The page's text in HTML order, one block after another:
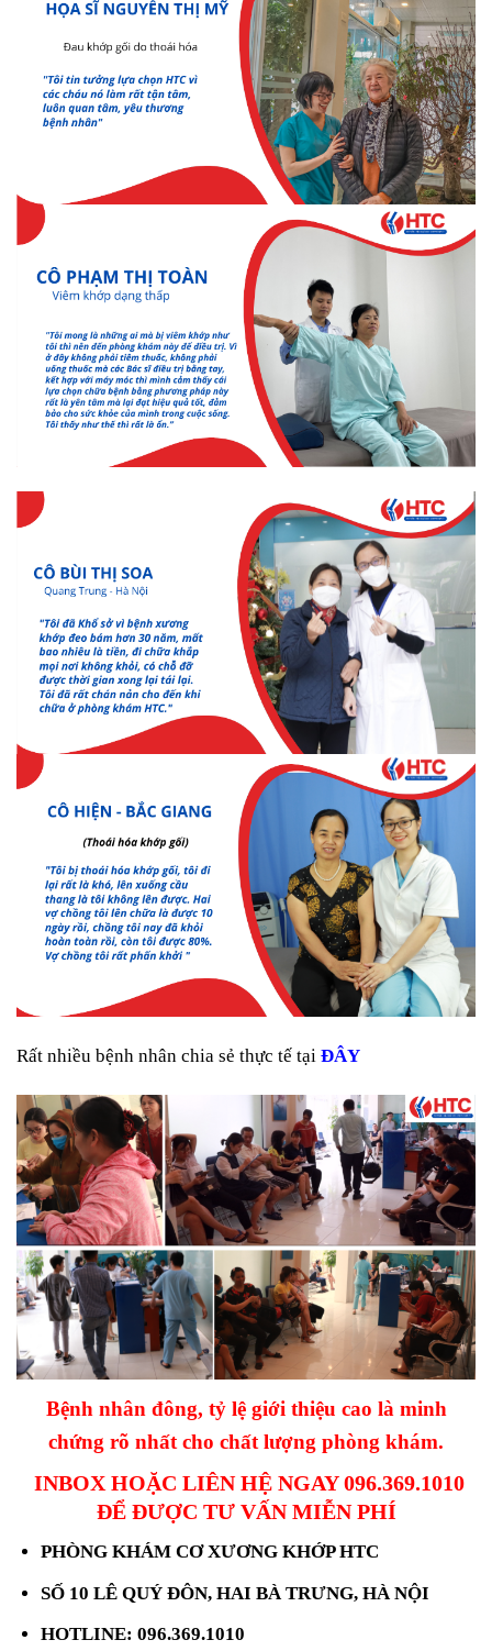
Rất nhiều bệnh nhân chia sẻ thực tế tại ĐÂY
Bệnh nhân đông, tỷ lệ giới thiệu cao là minh
chứng rõ nhất cho chất lượng phòng khám.
INBOX HOẶC LIÊN HỆ NGAY 096.369.1010
ĐỂ ĐƯỢC TƯ VẤN MIỄN PHÍ
PHÒNG KHÁM CƠ XƯƠNG KHỚP HTC
SỐ 10 LÊ QUÝ ĐÔN, HAI BÀ TRƯNG, HÀ NỘI
HOTLINE: 096.369.1010